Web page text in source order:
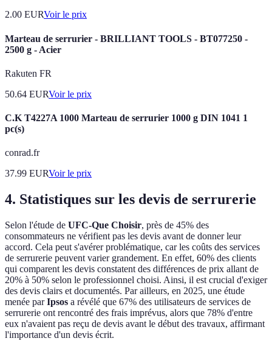
2.00 EURVoir le prix
Marteau de serrurier - BRILLIANT TOOLS - BT077250 -
2500 g - Acier
Rakuten FR
50.64 EURVoir le prix
C.K T4227A 1000 Marteau de serrurier 1000 g DIN 1041 1
pc(s)
conrad.fr
37.99 EURVoir le prix
4. Statistiques sur les devis de serrurerie
Selon l'étude de UFC-Que Choisir, près de 45% des
consommateurs ne vérifient pas les devis avant de donner leur
accord. Cela peut s'avérer problématique, car les coûts des services
de serrurerie peuvent varier grandement. En effet, 60% des clients
qui comparent les devis constatent des différences de prix allant de
20% à 50% selon le professionnel choisi. Ainsi, il est crucial d'exiger
des devis clairs et documentés. Par ailleurs, en 2025, une étude
menée parIpsos a révélé que 67% des utilisateurs de services de
serrurerie ont rencontré des frais imprévus, alors que 78% d'entre
eux n'avaient pas reçu de devis avant le début des travaux, affirmant
l'importance d'un devis écrit.